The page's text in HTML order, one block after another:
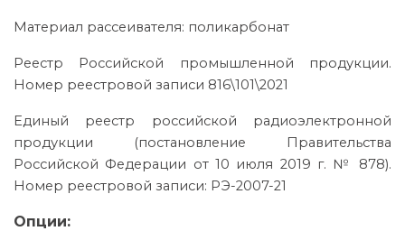
Материал рассеивателя: поликарбонат
Реестр Российской промышленной продукции.
Номер реестровой записи 816\101\2021
Единый реестр российской радиоэлектронной
продукции (постановление Правительства
Российской Федерации от 10 июля 2019 г. № 878).
Номер реестровой записи: РЭ-2007-21
Опции: